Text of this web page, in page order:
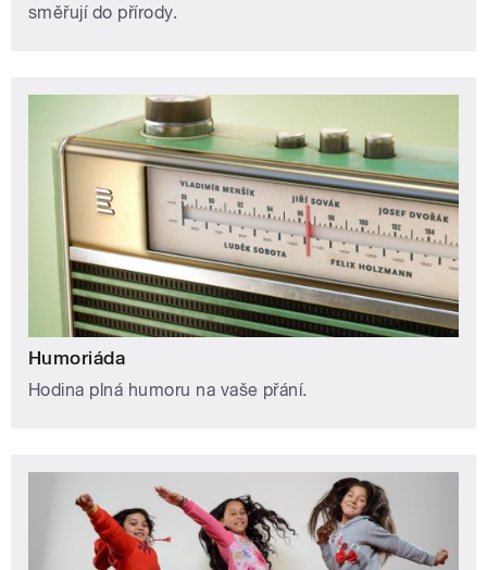
směřují do přírody.
Humoriáda
Hodina plná humoru na vaše přání.